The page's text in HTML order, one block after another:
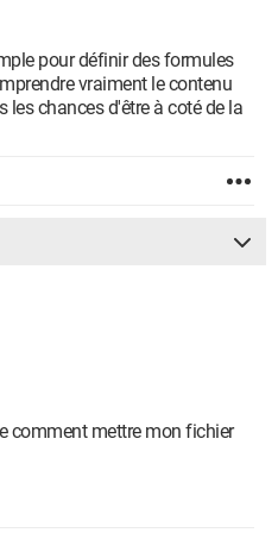
pour définir des formules
vraiment le contenu
les chances d'être à coté de la
comment mettre mon fichier